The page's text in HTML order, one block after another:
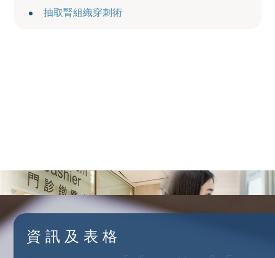
抽取腎組織穿刺術
資訊及表格